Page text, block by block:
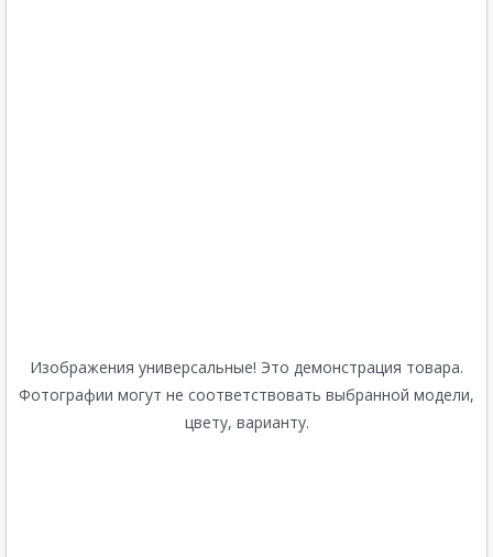
Изображения универсальные! Это демонстрация товара.
Фотографии могут не соответствовать выбранной модели,
цвету, варианту.